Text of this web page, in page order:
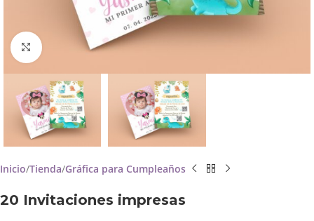
Click to enlarge
Inicio Tienda Gráfica para Cumpleaños
20 Invitaciones impresas